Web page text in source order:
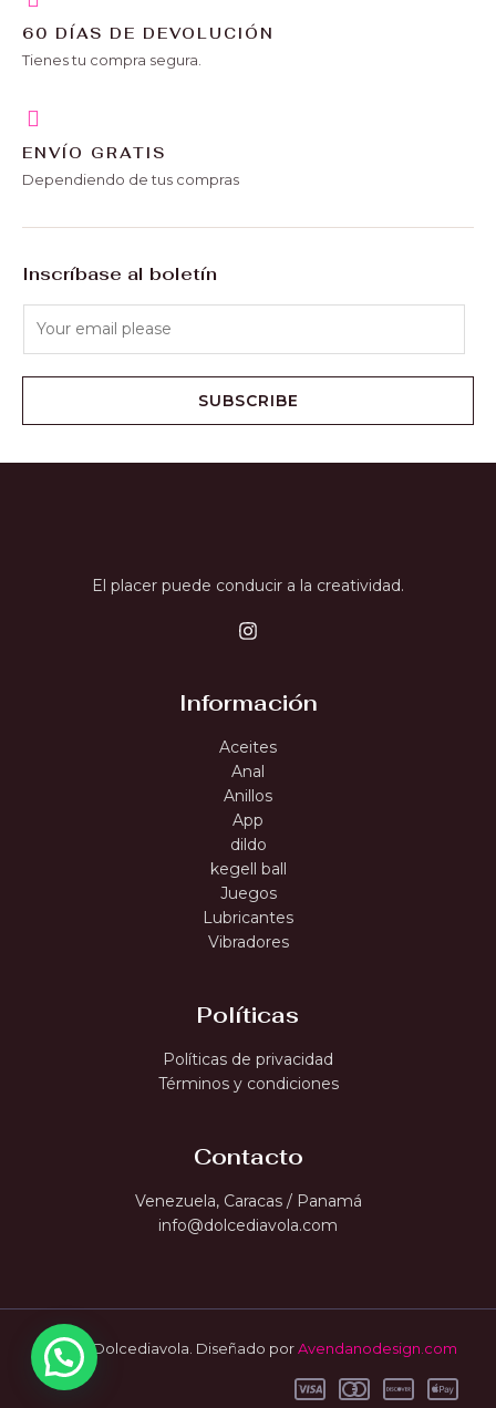
60 DÍAS DE DEVOLUCIÓN
Tienes tu compra segura.
ENVÍO GRATIS
Dependiendo de tus compras
Inscríbase al boletín
SUBSCRIBE
El placer puede conducir a la creatividad.
Información
Aceites
Anal
Anillos
App
dildo
kegell ball
Juegos
Lubricantes
Vibradores
Políticas
Políticas de privacidad
Términos y condiciones
Contacto
Venezuela, Caracas / Panamá
info@dolcediavola.com
© 2026 Dolcediavola. Diseñado porAvendanodesign.com